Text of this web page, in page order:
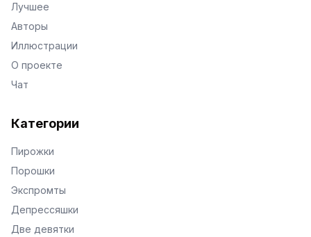
Лучшее
Авторы
Иллюстрации
О проекте
Чат
Категории
Пирожки
Порошки
Экспромты
Депрессяшки
Две девятки